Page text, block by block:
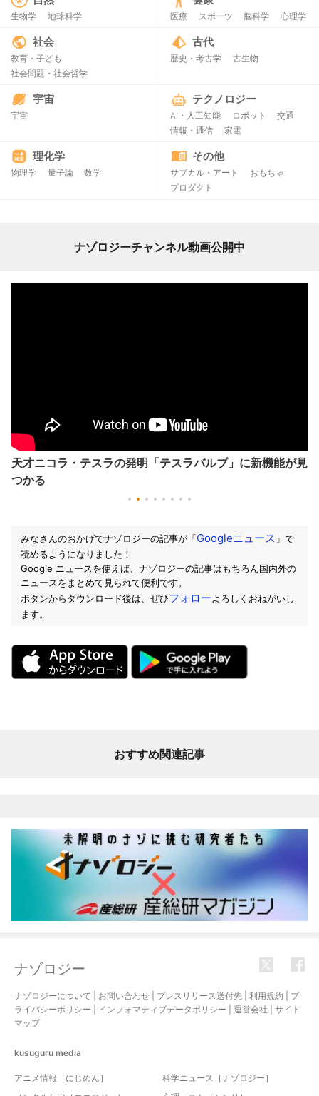
生物学 地球科学 医療 スポーツ 脳科学 心理学
社会
教育・子ども
社会問題・社会哲学
古代
歴史・考古学 古生物
宇宙
宇宙
テクノロジー
AI・人工知能 ロボット
交通
情報・通信
家電
理化学
物理学 量子論 数学
その他
サブカル・アート
おもちゃ
プロダクト
ナゾロジーチャンネル動画公開中
コラ・テスラの発明「テスラバルブ」に新機能が見
恐
みなさんのおかげでナゾロジーの記事が「Googleニュース 」で
読めるようになりました！
Google ニュースを使えば、ナゾロジーの記事はもちろん国内外の
ニュースをまとめて見られて便利です。
ボタンからダウンロード後は、ぜひフォローよろしくおねがいし
ます。
おすすめ関連記事
ナゾロジー
ナゾロジーについて お問い合わせ プレスリリース送付先 利用規約
プ
ライバシーポリシー
インフォマティブデータポリシー 運営会社
サイト
マップ
kusuguru media
アニメ情報［にじめん］
科学ニュース［ナゾロジー］